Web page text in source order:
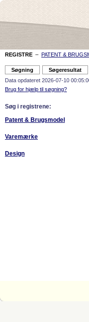
REGISTRE – PATENT &
Data opdateret 2026-07-10
Brug for hjælp til søgning?
Søg i registrene:
Patent & Brugsmodel
Varemærke
Design